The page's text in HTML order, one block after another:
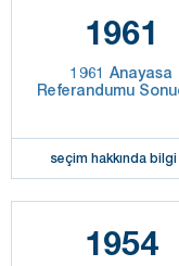
1961
1961 Anayasa
Referandumu
seçim hakkında bilgi
1954